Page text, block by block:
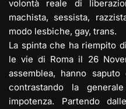
volontà reale di
machista, sessista,
modo lesbiche, gay, trans.
La spinta che ha riempito
le vie di Roma il 26
assemblea, hanno
contrastando la
impotenza. Partendo